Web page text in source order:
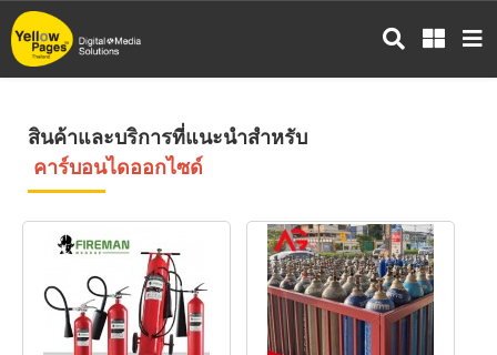
ข้าม
ไป
สินค้าและบริการที่แนะนำสำหรับ
คาร์บอนไดออกไซด์